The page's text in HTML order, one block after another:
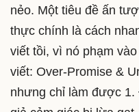
nẻo. Một tiêu đề ấn
thực chính là cách
viết tồi, vì nó phạm
viết: Over-Promise &
nhưng chỉ làm được